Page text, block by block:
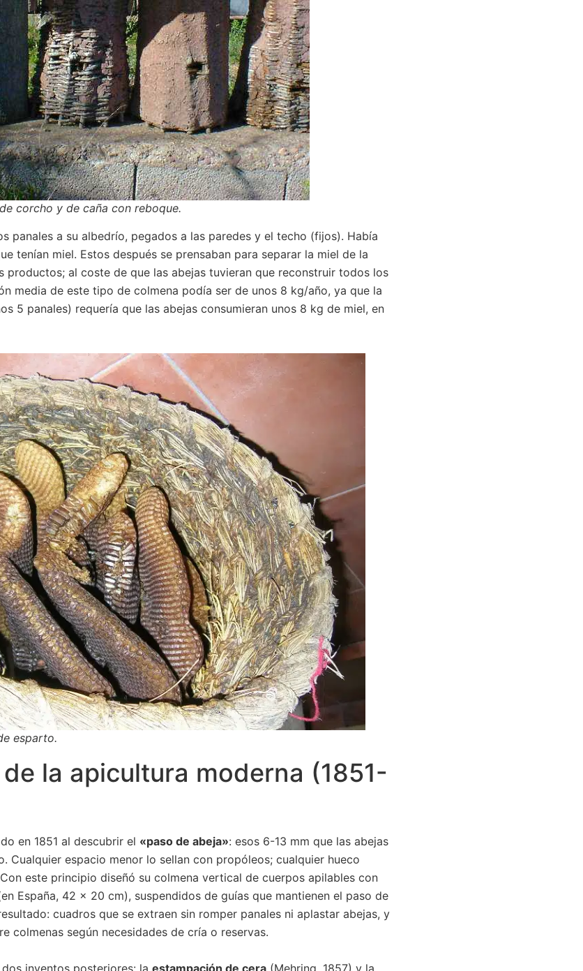
corcho y de caña con reboque.
panales a su albedrío, pegados a las paredes y el techo (fijos). Había
tenían miel. Estos después se prensaban para separar la miel de la
productos; al coste de que las abejas tuvieran que reconstruir todos los
media de este tipo de colmena podía ser de unos 8 kg/año, ya que la
5 panales) requería que las abejas consumieran unos 8 kg de miel, en
esparto.
la apicultura moderna (1851-
en 1851 al descubrir el «paso de abeja»: esos 6-13 mm que las abejas
Cualquier espacio menor lo sellan con propóleos; cualquier hueco
este principio diseñó su colmena vertical de cuerpos apilables con
España, 42 x 20 cm), suspendidos de guías que mantienen el paso de
cuadros que se extraen sin romper panales ni aplastar abejas, y
colmenas según necesidades de cría o reservas.
inventos posteriores: la estampación de cera (Mehring, 1857) y la